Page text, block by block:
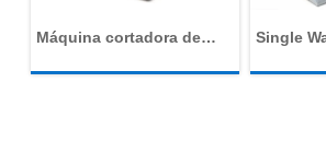
Máquina cortadora de
Single Way